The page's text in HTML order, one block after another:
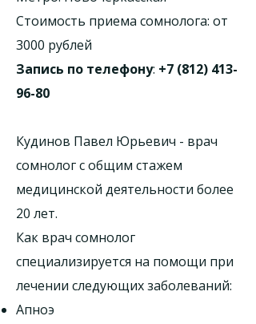
Стоимость приема сомнолога: от
3000 рублей
Запись по телефону: +7 (812) 413-
96-80
Кудинов Павел Юрьевич - врач
сомнолог с общим стажем
медицинской деятельности более
20 лет.
Как врач сомнолог
специализируется на помощи при
лечении следующих заболеваний:
Апноэ